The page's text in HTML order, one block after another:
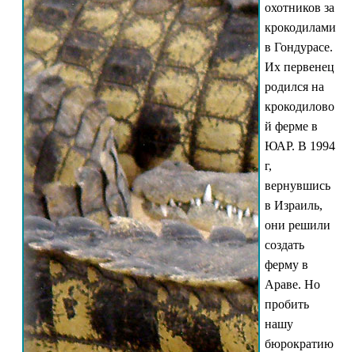
охотников за
крокодилами
в Гондурасе.
Их первенец
родился на
крокодилово
й ферме в
ЮАР. В 1994
г,
вернувшись
в Израиль,
они решили
создать
ферму в
Араве. Но
пробить
нашу
бюрократию